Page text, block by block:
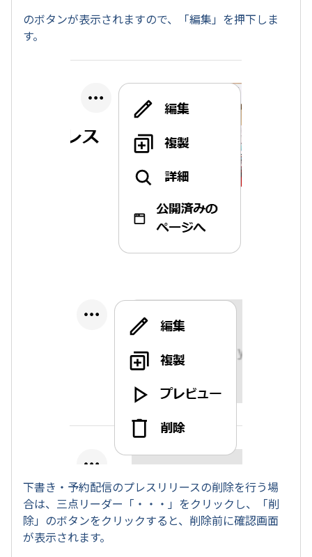
のボタンが表示されますので、「編集」を押下しま
す。
下書き・予約配信のプレスリリースの削除を行う場
合は、三点リーダー「・・・」をクリックし、「削
除」のボタンをクリックすると、削除前に確認画面
が表示されます。